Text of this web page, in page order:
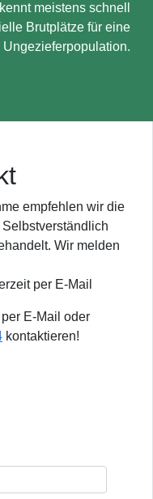
meistens schnell
Brutplätze für eine
Ungezieferpopulation.
empfehlen wir die
Wir melden
per E-Mail
E-Mail oder
kontaktieren!